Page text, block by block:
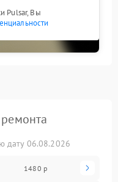
Pulsar, Вы
дату 06.08.2026
1480 р